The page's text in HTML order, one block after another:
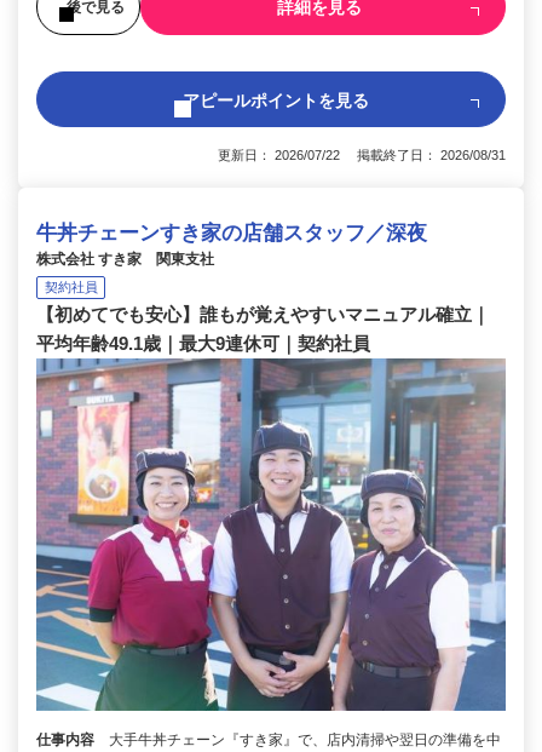
後で見る 詳細を見る
アピールポイントを見る
更新日： 2026/07/22 掲載終了日： 2026/08/31
牛丼チェーンすき家の店舗スタッフ／深夜
株式会社 すき家 関東支社
契約社員
【初めてでも安心】誰もが覚えやすいマニュアル確立｜
平均年齢49.1歳｜最大9連休可｜契約社員
仕事内容
大手牛丼チェーン『すき家』で、店内清掃や翌日の準備を中